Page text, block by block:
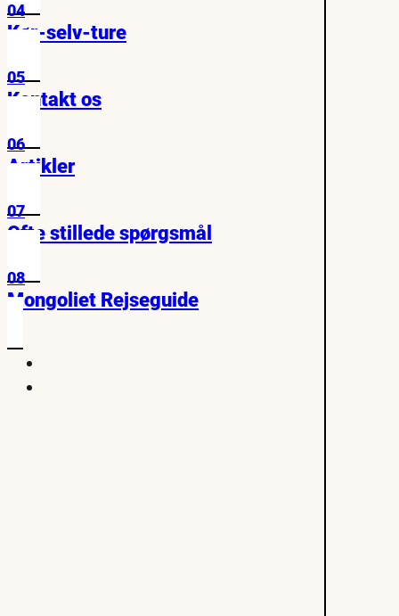
04
Kør-selv-ture
05
Kontakt os
06
Artikler
07
Ofte stillede spørgsmål
08
Mongoliet Rejseguide